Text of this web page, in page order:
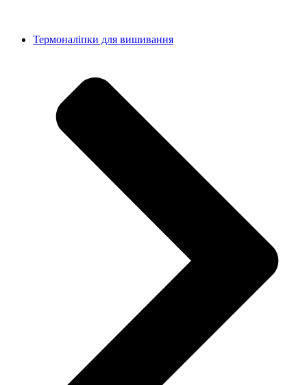
Термоналіпки для вишивання